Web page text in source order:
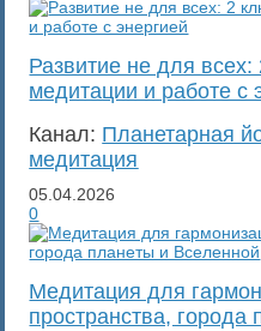
Развитие не для
медитации и работе с
Канал: Планетарная
медитация
05.04.2026
0
Медитация для
пространства,